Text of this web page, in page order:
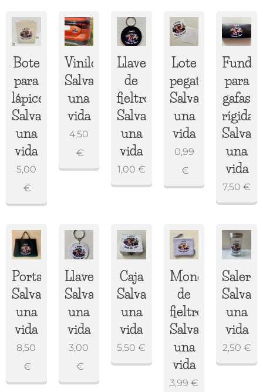
Bote
para
lápices
Salva
una
vida
5,00
€
Vinilo
Salva
una
vida
4,50
€
Llavero
de
fieltro
Salva
una
vida
1,00 €
Lote
pegatinas
Salva
una
vida
0,99
€
Funda
para
gafas
rígidas
Salva
una
vida
7,50 €
Portadocumentos
Salva
una
vida
8,50
€
Llavero
Salva
una
vida
3,00
€
Caja
Salva
una
vida
5,50 €
Monedero
de
fieltro
Salva
una
vida
3,99 €
Salero
Salva
una
vida
2,50 €